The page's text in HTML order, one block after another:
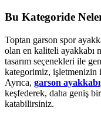
Bu Kategoride
Toptan garson spor
olan en kaliteli ayakkabı
tasarım seçenekleri ile
kategorimiz, işletmenizin
Ayrıca, garson ayakkabı
keşfederek, daha geniş
katabilirsiniz.